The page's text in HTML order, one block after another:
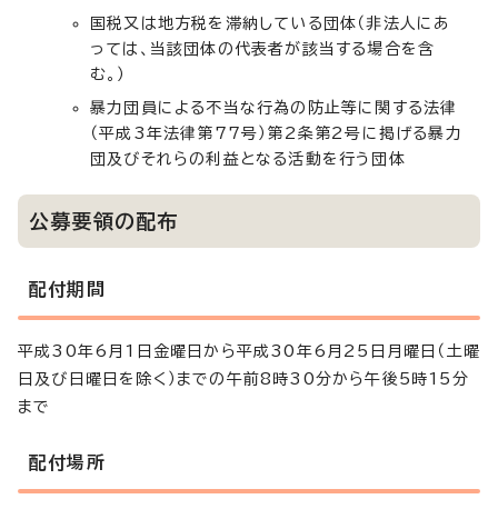
国税又は地方税を滞納している団体（非法人にあ
っては、当該団体の代表者が該当する場合を含
む。）
暴力団員による不当な行為の防止等に関する法律
（平成3年法律第77号）第2条第2号に掲げる暴力
団及びそれらの利益となる活動を行う団体
公募要領の配布
配付期間
平成30年6月1日金曜日から平成30年6月25日月曜日（土曜
日及び日曜日を除く）までの午前8時30分から午後5時15分
まで
配付場所